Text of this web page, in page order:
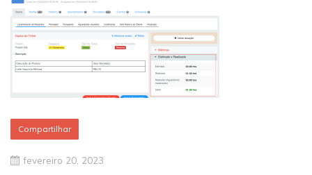
Compartilhar
fevereiro 20, 2023